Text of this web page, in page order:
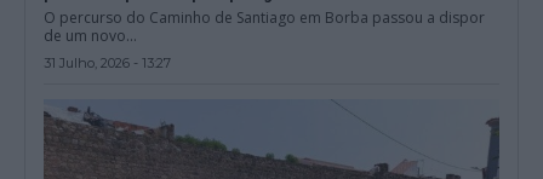
O percurso do Caminho de Santiago em Borba passou a dispor
de um novo...
31 Julho, 2026 - 13:27